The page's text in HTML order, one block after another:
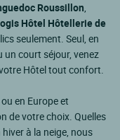
Roussillon,
Hôtel Hôtellerie de
seulement. Seul, en
court séjour, venez
Hôtel tout confort.
en Europe et
de votre choix. Quelles
à la neige, nous